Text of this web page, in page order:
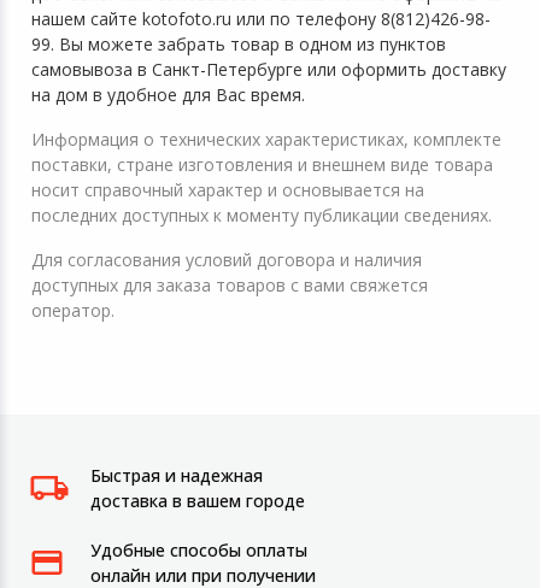
нашем сайте kotofoto.ru или по телефону 8(812)426-98-
99. Вы можете забрать товар в одном из пунктов
самовывоза в Санкт-Петербурге или оформить доставку
на дом в удобное для Вас время.
Информация о технических характеристиках, комплекте
поставки, стране изготовления и внешнем виде товара
носит справочный характер и основывается на
последних доступных к моменту публикации сведениях.
Для согласования условий договора и наличия
доступных для заказа товаров с вами свяжется
оператор.
Быстрая и надежная
доставка в вашем городе
Удобные способы оплаты
онлайн или при получении